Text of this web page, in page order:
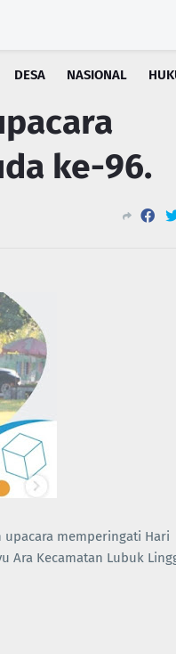
DESA NASIONAL
ke-96.
upacara memperingati Hari
Ara Kecamatan Lubuk